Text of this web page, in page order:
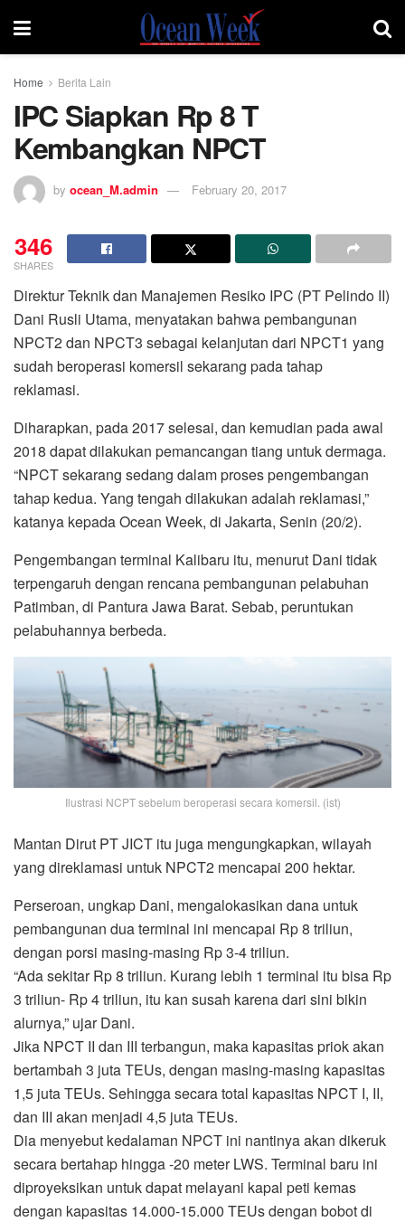
Home Berita Lain
IPC Siapkan Rp 8 T
Kembangkan NPCT
by ocean_M.admin February 20, 2017
346
SHARES
Direktur Teknik dan Manajemen Resiko IPC (PT Pelindo II)
Dani Rusli Utama, menyatakan bahwa pembangunan
NPCT2 dan NPCT3 sebagai kelanjutan dari NPCT1 yang
sudah beroperasi komersil sekarang pada tahap
reklamasi.
Diharapkan, pada 2017 selesai, dan kemudian pada awal
2018 dapat dilakukan pemancangan tiang untuk dermaga.
“NPCT sekarang sedang dalam proses pengembangan
tahap kedua. Yang tengah dilakukan adalah reklamasi,”
katanya kepada Ocean Week, di Jakarta, Senin (20/2).
Pengembangan terminal Kalibaru itu, menurut Dani tidak
terpengaruh dengan rencana pembangunan pelabuhan
Patimban, di Pantura Jawa Barat. Sebab, peruntukan
pelabuhannya berbeda.
Ilustrasi NCPT sebelum beroperasi secara komersil. (ist)
Mantan Dirut PT JICT itu juga mengungkapkan, wilayah
yang direklamasi untuk NPCT2 mencapai 200 hektar.
Perseroan, ungkap Dani, mengalokasikan dana untuk
pembangunan dua terminal ini mencapai Rp 8 triliun,
dengan porsi masing-masing Rp 3-4 triliun.
“Ada sekitar Rp 8 triliun. Kurang lebih 1 terminal itu bisa Rp
3 triliun- Rp 4 triliun, itu kan susah karena dari sini bikin
alurnya,” ujar Dani.
Jika NPCT II dan III terbangun, maka kapasitas priok akan
bertambah 3 juta TEUs, dengan masing-masing kapasitas
1,5 juta TEUs. Sehingga secara total kapasitas NPCT I, II,
dan III akan menjadi 4,5 juta TEUs.
Dia menyebut kedalaman NPCT ini nantinya akan dikeruk
secara bertahap hingga -20 meter LWS. Terminal baru ini
diproyeksikan untuk dapat melayani kapal peti kemas
dengan kapasitas 14.000-15.000 TEUs dengan bobot di